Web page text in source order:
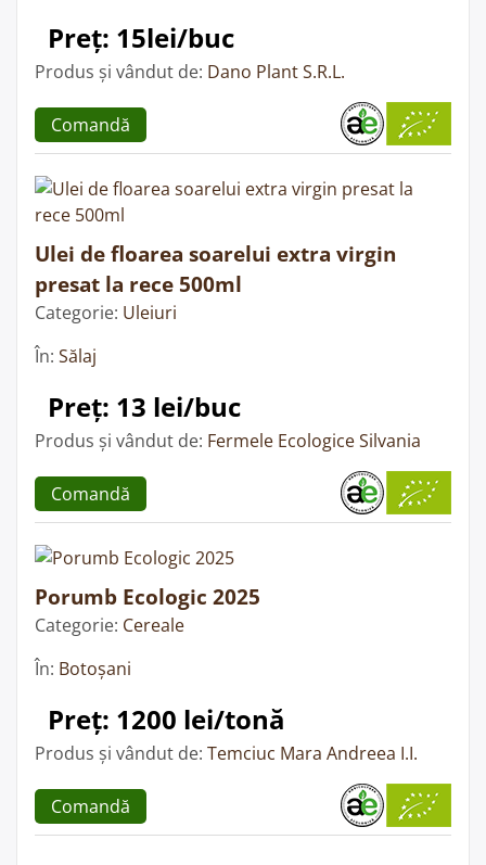
Preț: 15lei/buc
Produs și vândut de: Dano Plant S.R.L.
Comandă
Ulei de floarea soarelui extra virgin
presat la rece 500ml
Categorie: Uleiuri
În: Sălaj
Preț: 13 lei/buc
Produs și vândut de: Fermele Ecologice Silvania
Comandă
Porumb Ecologic 2025
Categorie: Cereale
În: Botoșani
Preț: 1200 lei/tonă
Produs și vândut de: Temciuc Mara Andreea I.I.
Comandă